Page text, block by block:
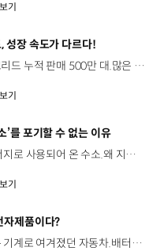
기
성장 속도가 다르다!
현대자동차 하이브리드 누적 판매 500만 대.많은 운전자들이 선택한 이유는 무엇일까요? 현대진행형 팟캐스트 EP.21에서 확인하세요.📻 #현대자동차그룹 #현대진행형 #모빌리티팟캐스트 #하이브리드 #연료 #미래모빌리티 #모빌리티
기
’를 포기할 수 없는 이유
오랫동안 미래 에너지로 사용되어 온 수소.왜 지금까지도 중요한 선택지로 꼽힐까요? 현대진행형 팟캐스트 EP.21에서 확인하세요.📻 #현대자동차그룹 #현대진행형 #모빌리티팟캐스트 #수소전기차 #수소에너지 #연료 #미래모빌리티 #모빌리티
기
자제품이다?
엔진으로 움직이는 기계로 여겨졌던 자동차.배터리와 소프트웨어를 통해 어떻게 바뀌고 있을까요? 현대진행형 팟캐스트 EP.21에서 확인하세요.📻 #현대자동차그룹 #현대진행형 #모빌리티팟캐스트 #SDV #전기차 #연료 #미래모빌리티 #모빌리티